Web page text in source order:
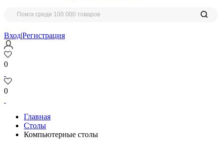
Вход|Регистрация
0
0
Главная
Столы
Компьютерные столы